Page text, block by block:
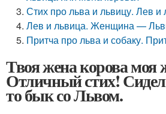
Стих про льва и львицу. Лев и
Лев и львица. Женщина —
Притча про льва и собаку.
Твоя жена корова моя
Отличный стих!
то бык со Львом.